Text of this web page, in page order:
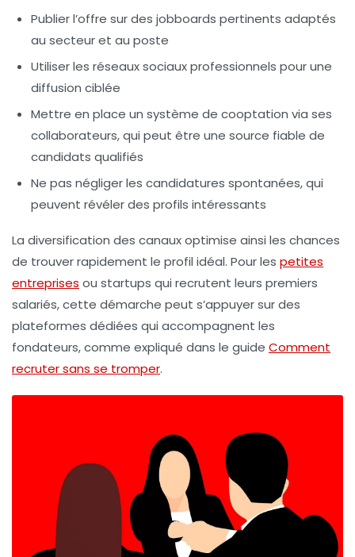
Publier l’offre sur des jobboards pertinents adaptés
au secteur et au poste
Utiliser les réseaux sociaux professionnels pour une
diffusion ciblée
Mettre en place un système de cooptation via ses
collaborateurs, qui peut être une source fiable de
candidats qualifiés
Ne pas négliger les candidatures spontanées, qui
peuvent révéler des profils intéressants
La diversification des canaux optimise ainsi les chances
de trouver rapidement le profil idéal. Pour les petites
entreprises ou startups qui recrutent leurs premiers
salariés, cette démarche peut s’appuyer sur des
plateformes dédiées qui accompagnent les
fondateurs, comme expliqué dans le guide Comment
recruter sans se tromper.